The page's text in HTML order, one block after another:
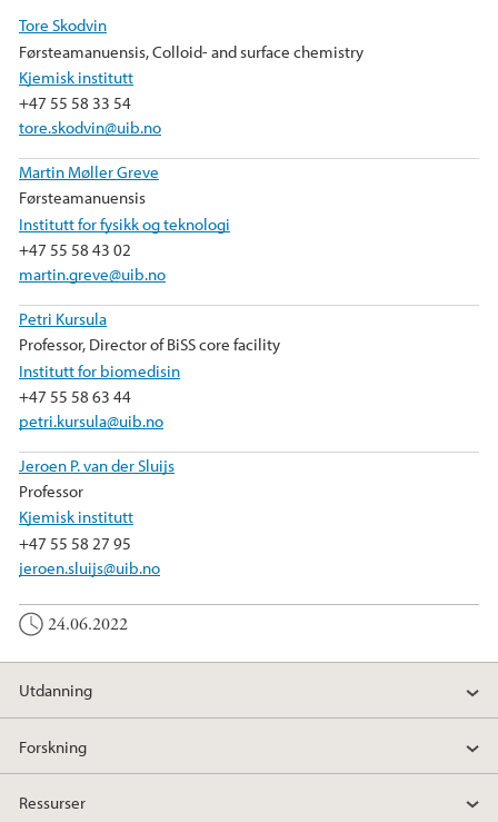
Tore Skodvin
Førsteamanuensis, Colloid- and surface chemistry
Kjemisk institutt
+47 55 58 33 54
tore.skodvin@uib.no
Martin Møller Greve
Førsteamanuensis
Institutt for fysikk og teknologi
+47 55 58 43 02
martin.greve@uib.no
Petri Kursula
Professor, Director of BiSS core facility
Institutt for biomedisin
+47 55 58 63 44
petri.kursula@uib.no
Jeroen P. van der Sluijs
Professor
Kjemisk institutt
+47 55 58 27 95
jeroen.sluijs@uib.no
24.06.2022
Utdanning
Forskning
Ressurser